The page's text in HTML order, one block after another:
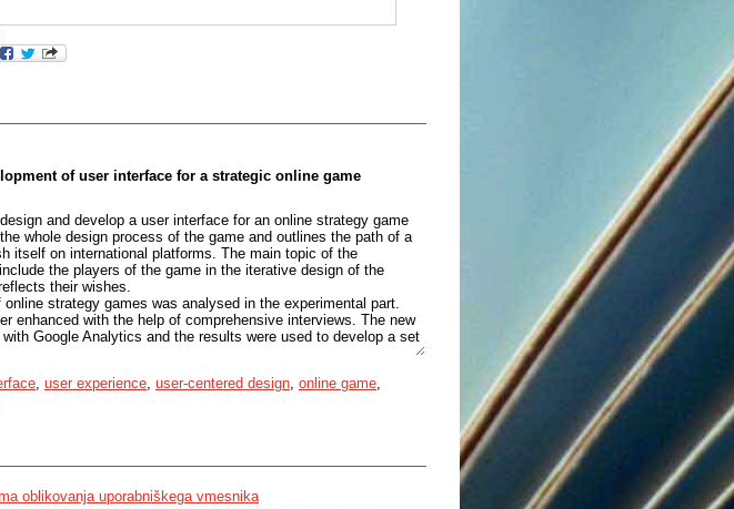
of user interface for a strategic online game
and develop a user interface for an online strategy game
whole design process of the game and outlines the path of a
itself on international platforms. The main topic of the
the players of the game in the iterative design of the
their wishes.
strategy games was analysed in the experimental part.
enhanced with the help of comprehensive interviews. The new
Google Analytics and the results were used to develop a set
success. By respecting the players' wishes the elements of the
chosen. The users are now able to access the information in
results of this work support the main hypothesis that even a
is able to design a user interface for an online game that
wishes.
thesis a small, though very important, initial phase of the
user experience user-centered design online game
oblikovanja uporabniškega vmesnika